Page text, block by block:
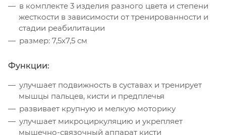
в комплекте 3 изделия разного цвета и степени
жесткости в зависимости от тренированности и
стадии реабилитации
размер: 7,5х7,5 см
Функции:
улучшает подвижность в суставах и тренирует
мышцы пальцев, кисти и предплечья
развивает крупную и мелкую моторику
улучшает микроциркуляцию и укрепляет
мышечно-связочный аппарат кисти